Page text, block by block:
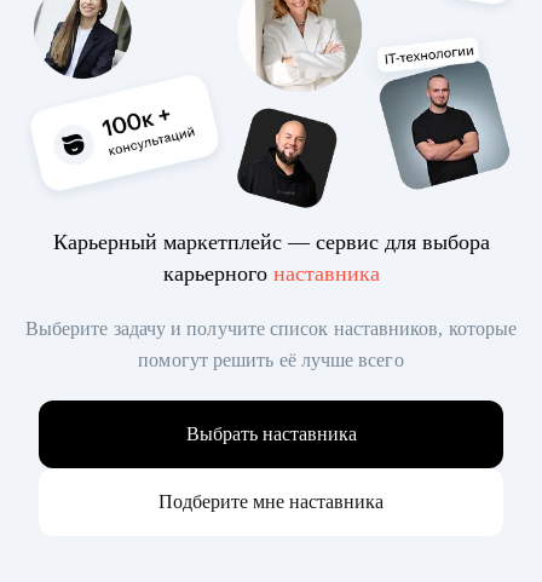
Карьерный маркетплейс — сервис для выбора
карьерного наставника
Выберите задачу и получите список наставников, которые
помогут решить её лучше всего
Выбрать наставника
Подберите мне наставника